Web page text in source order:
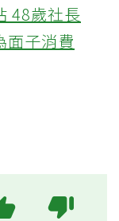
48歲社長
面子消費